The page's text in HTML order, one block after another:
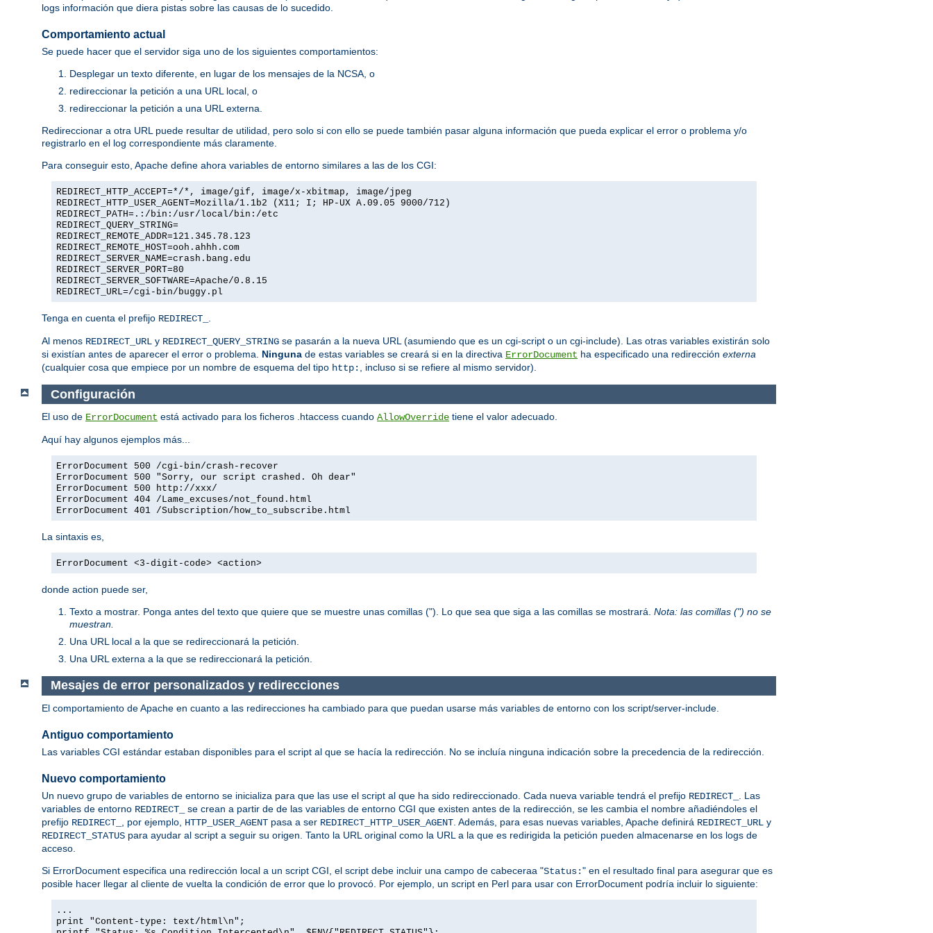
logs información que diera pistas sobre las causas de lo sucedido.
Comportamiento actual
Se puede hacer que el servidor siga uno de los siguientes comportamientos:
Desplegar un texto diferente, en lugar de los mensajes de la NCSA, o
redireccionar la petición a una URL local, o
redireccionar la petición a una URL externa.
Redireccionar a otra URL puede resultar de utilidad, pero solo si con ello se puede también pasar alguna información que pueda explicar el error o problema y/o
registrarlo en el log correspondiente más claramente.
Para conseguir esto, Apache define ahora variables de entorno similares a las de los CGI:
REDIRECT_HTTP_ACCEPT=*/*, image/gif, image/x-xbitmap, image/jpeg
REDIRECT_HTTP_USER_AGENT=Mozilla/1.1b2 (X11; I; HP-UX A.09.05 9000/712)
REDIRECT_PATH=.:/bin:/usr/local/bin:/etc
REDIRECT_QUERY_STRING=
REDIRECT_REMOTE_ADDR=121.345.78.123
REDIRECT_REMOTE_HOST=ooh.ahhh.com
REDIRECT_SERVER_NAME=crash.bang.edu
REDIRECT_SERVER_PORT=80
REDIRECT_SERVER_SOFTWARE=Apache/0.8.15
REDIRECT_URL=/cgi-bin/buggy.pl
Tenga en cuenta el prefijo REDIRECT_
Al menos REDIRECT_URL y REDIRECT_QUERY_STRING se pasarán a la nueva URL (asumiendo que es un cgi-script o un cgi-include). Las otras variables existirán solo
si existían antes de aparecer el error o problema. Ninguna de estas variables se creará si en la directiva ErrorDocument ha especificado una redirección externa
(cualquier cosa que empiece por un nombre de esquema del tipo http: , incluso si se refiere al mismo servidor).
Configuración
El uso de ErrorDocument está activado para los ficheros .htaccess cuando AllowOverride tiene el valor adecuado.
Aquí hay algunos ejemplos más...
ErrorDocument 500 /cgi-bin/crash-recover
ErrorDocument 500 "Sorry, our script crashed. Oh dear"
ErrorDocument 500 http://xxx/
ErrorDocument 404 /Lame_excuses/not_found.html
ErrorDocument 401 /Subscription/how_to_subscribe.html
La sintaxis es,
ErrorDocument <3-digit-code> <action>
donde action puede ser,
Texto a mostrar. Ponga antes del texto que quiere que se muestre unas comillas ("). Lo que sea que siga a las comillas se mostrará. Nota: las comillas (") no se
muestran.
Una URL local a la que se redireccionará la petición.
Una URL externa a la que se redireccionará la petición.
Mesajes de error personalizados y redirecciones
El comportamiento de Apache en cuanto a las redirecciones ha cambiado para que puedan usarse más variables de entorno con los script/server-include.
Antiguo comportamiento
Las variables CGI estándar estaban disponibles para el script al que se hacía la redirección. No se incluía ninguna indicación sobre la precedencia de la redirección.
Nuevo comportamiento
Un nuevo grupo de variables de entorno se inicializa para que las use el script al que ha sido redireccionado. Cada nueva variable tendrá el prefijo REDIRECT_
. Las
variables de entorno REDIRECT_
se crean a partir de de las variables de entorno CGI que existen antes de la redirección, se les cambia el nombre añadiéndoles el
prefijo REDIRECT_ , por ejemplo, HTTP_USER_AGENT pasa a ser REDIRECT_HTTP_USER_AGENT . Además, para esas nuevas variables, Apache definirá REDIRECT_URL y
REDIRECT_STATUS para ayudar al script a seguir su origen. Tanto la URL original como la URL a la que es redirigida la petición pueden almacenarse en los logs de
acceso.
Si ErrorDocument especifica una redirección local a un script CGI, el script debe incluir una campo de cabeceraa "Status:" en el resultado final para asegurar que es
posible hacer llegar al cliente de vuelta la condición de error que lo provocó. Por ejemplo, un script en Perl para usar con ErrorDocument podría incluir lo siguiente:
...
print "Content-type: text/html\n";